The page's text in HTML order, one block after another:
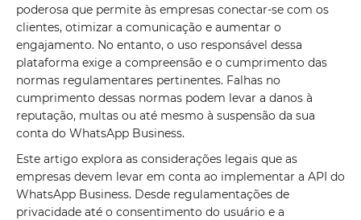
poderosa que permite às empresas conectar-se com os
clientes, otimizar a comunicação e aumentar o
engajamento. No entanto, o uso responsável dessa
plataforma exige a compreensão e o cumprimento das
normas regulamentares pertinentes. Falhas no
cumprimento dessas normas podem levar a danos à
reputação, multas ou até mesmo à suspensão da sua
conta do WhatsApp Business.
Este artigo explora as considerações legais que as
empresas devem levar em conta ao implementar a API do
WhatsApp Business. Desde regulamentações de
privacidade até o consentimento do usuário e a